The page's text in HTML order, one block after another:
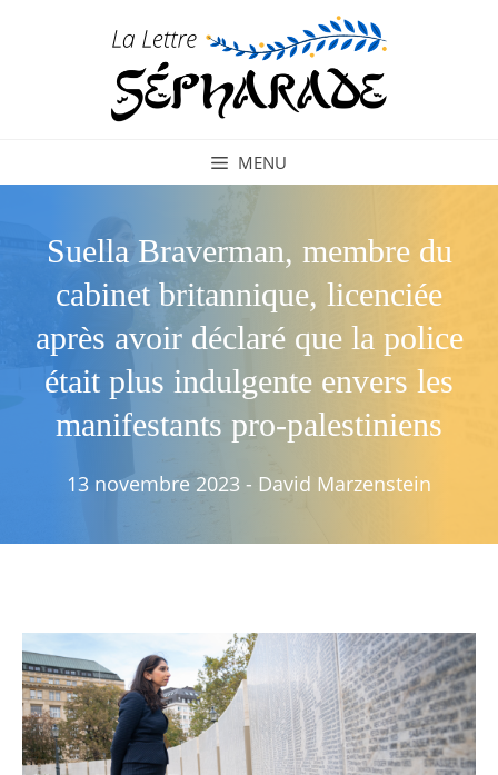
MENU
Suella Braverman, membre du
cabinet britannique, licenciée
après avoir déclaré que la police
était plus indulgente envers les
manifestants pro-palestiniens
13 novembre 2023 - David Marzenstein